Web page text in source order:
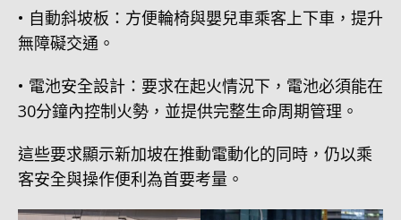
• 自動斜坡板：方便輪椅與嬰兒車乘客上下車，提升
無障礙交通。
• 電池安全設計：要求在起火情況下，電池必須能在
30分鐘內控制火勢，並提供完整生命周期管理。
這些要求顯示新加坡在推動電動化的同時，仍以乘
客安全與操作便利為首要考量。